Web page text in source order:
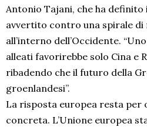
Antonio Tajani, che ha definito
avvertito contro una spirale
all’interno dell’Occidente.
alleati favorirebbe solo Cina e
ribadendo che il futuro della
groenlandesi”.
La risposta europea resta per
concreta. L’Unione europea